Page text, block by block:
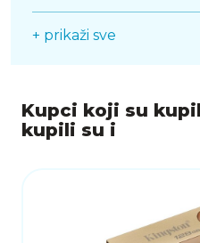
sigurnosna opcija
Kompatibilan je s
operativnim sustavima,
kompatibilnosti, može
Ako tražite pouzdan i
modernim dizajnom,
je izvrstan izbor za
+ prikaži sve
Kupci koji su
kupili su i